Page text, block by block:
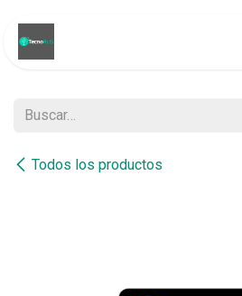
Todos los productos